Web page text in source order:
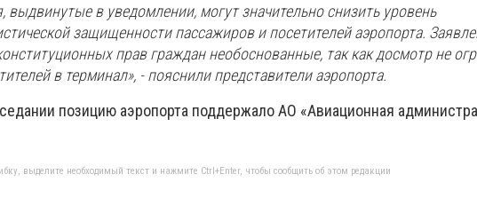
выдвинутые в уведомлении, могут значительно снизить уровень
защищенности пассажиров и посетителей аэропорта.
прав граждан необоснованные, так как досмотр не
в терминал», - пояснили представители аэропорта.
позицию аэропорта поддержало АО «Авиационная
выделите необходимый текст и нажмите Ctrl+Enter, чтобы сообщить об этом редакции